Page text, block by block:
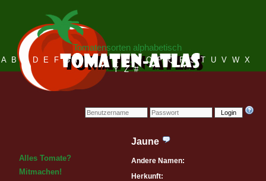
Login
Tomatensorten alphabetisch
A B C D E F G H I J K L M N O P Q R S T U V W X
Y Z #
Alles Tomate?
Mitmachen!
Jaune
Andere Namen:
Herkunft: